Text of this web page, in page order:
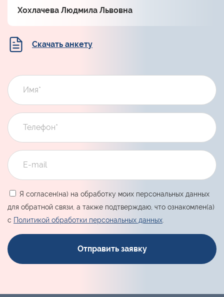
Хохлачева Людмила Львовна
Скачать анкету
Я согласен(на) на обработку моих персональных данных
для обратной связи, а также подтверждаю, что ознакомлен(а)
с Политикой обработки персональных данных